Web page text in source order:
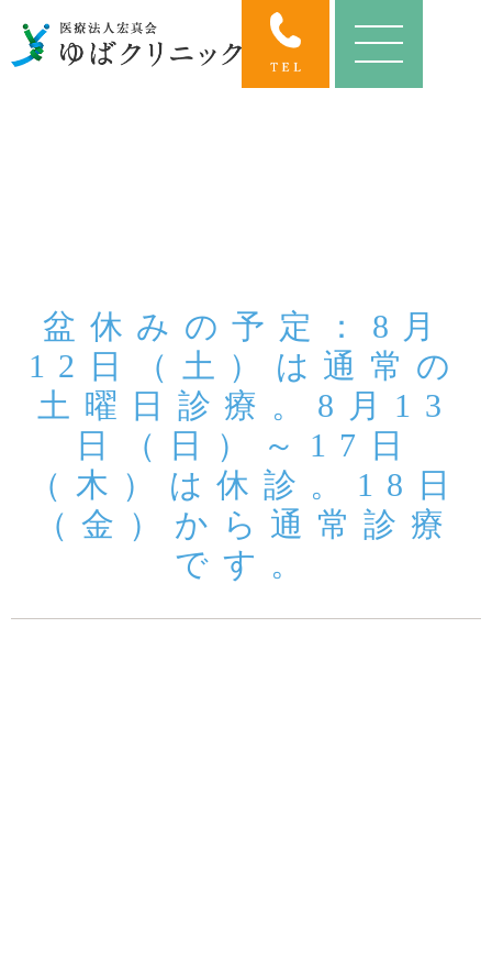
盆休みの予定：8月
12日（土）は通常の
土曜日診療。8月13
日（日）～17日
（木）は休診。18日
（金）から通常診療
です。